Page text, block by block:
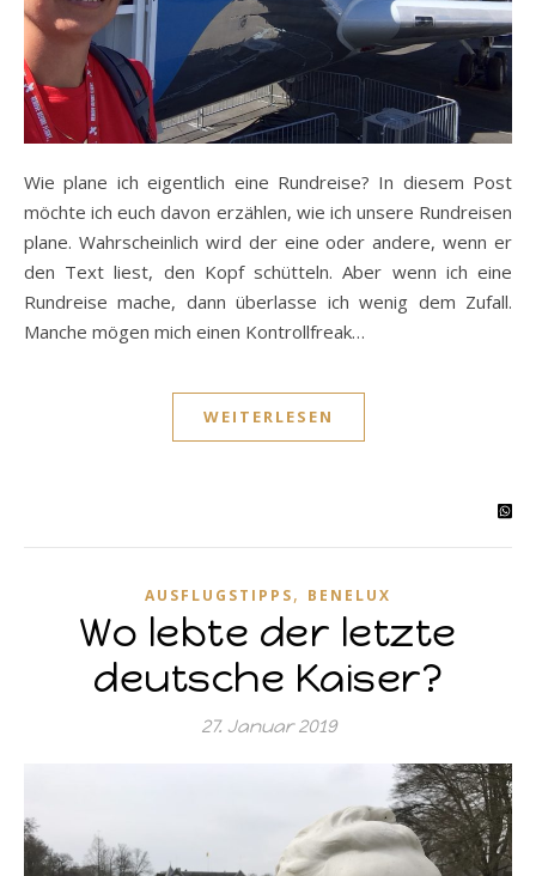
Wie plane ich eigentlich eine Rundreise? In diesem Post
möchte ich euch davon erzählen, wie ich unsere Rundreisen
plane. Wahrscheinlich wird der eine oder andere, wenn er
den Text liest, den Kopf schütteln. Aber wenn ich eine
Rundreise mache, dann überlasse ich wenig dem Zufall.
Manche mögen mich einen Kontrollfreak…
WEITERLESEN
AUSFLUGSTIPPS, BENELUX
Wo lebte der letzte
deutsche Kaiser?
27. Januar 2019